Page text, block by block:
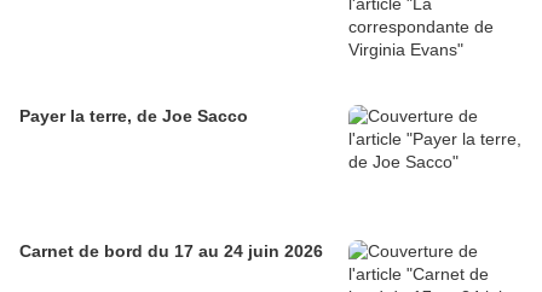
Payer la terre, de Joe Sacco
Carnet de bord du 17 au 24 juin 2026